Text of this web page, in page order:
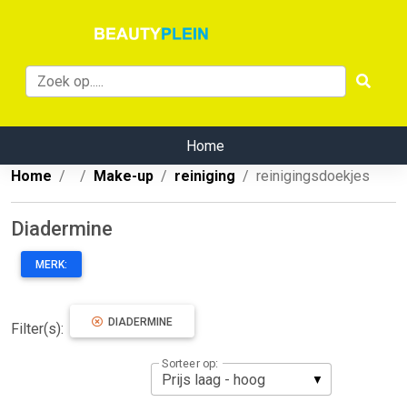
Home
Home
Make-up reiniging reinigingsdoekjes
Diadermine
MERK:
Filter(s): DIADERMINE
Sorteer op: